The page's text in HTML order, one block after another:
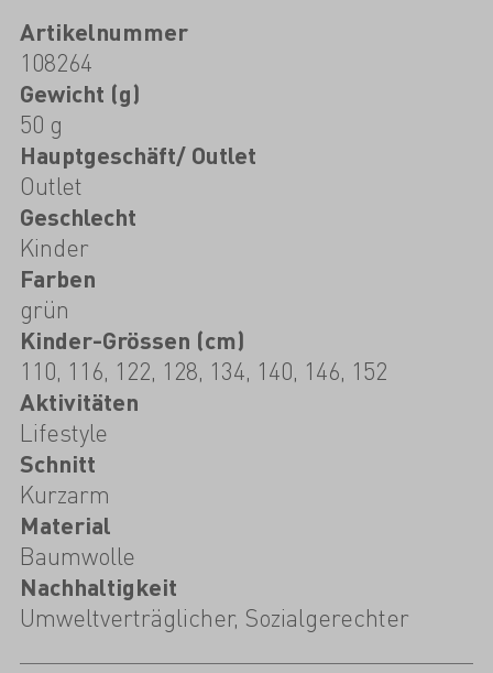
Artikelnummer
108264
Gewicht (g)
50 g
Hauptgeschäft/ Outlet
Outlet
Geschlecht
Kinder
Farben
grün
Kinder-Grössen (cm)
110, 116, 122, 128, 134, 140, 146, 152
Aktivitäten
Lifestyle
Schnitt
Kurzarm
Material
Baumwolle
Nachhaltigkeit
Umweltverträglicher, Sozialgerechter